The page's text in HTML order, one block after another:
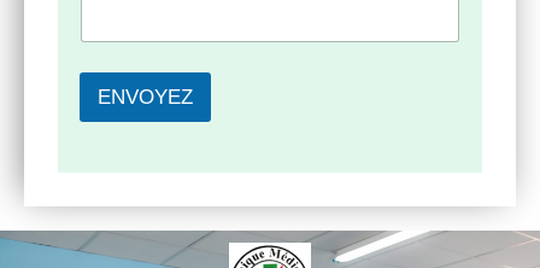
ENVOYEZ